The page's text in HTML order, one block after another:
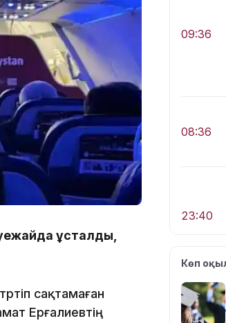
ұсталды,
сақтамаған
Ерғалиевтің
09:36
08:36
23:40
21:59
Көп